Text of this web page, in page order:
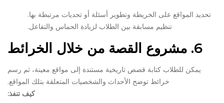
تحديد المواقع على الخريطة وتطوير أسئلة أو تحديات مرتبطة بها.
تنظيم مسابقة بين الطلاب لزيادة الحماس والتفاعل.
6. مشروع القصة من خلال الخرائط
يمكن للطلاب كتابة قصص تاريخية مستندة إلى مواقع معينة، ثم رسم
خرائط توضح الأحداث والشخصيات المتعلقة بتلك المواقع.
كيف تنفذ: